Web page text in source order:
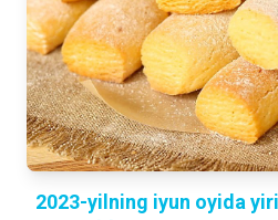
2023-yilning iyun oyida